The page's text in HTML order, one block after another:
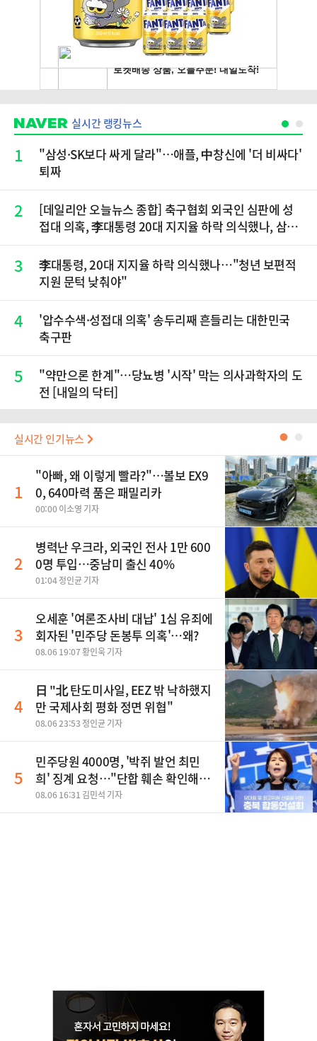
실시간 랭킹뉴스
1
"삼성·SK보다 싸게 달라"…애플, 中창신에 '더 비싸다'
퇴짜
2
[데일리안 오늘뉴스 종합] 축구협회 외국인 심판에 성
접대 의혹, 李대통령 20대 지지율 하락 의식했나, 삼전
재점화, 김민석 "과반 승리 가능성 99%" 등
3
李대통령, 20대 지지율 하락 의식했나…"청년 보편적
지원 문턱 낮춰야"
4
'압수수색·성접대 의혹' 송두리째 흔들리는 대한민국
축구판
5
"약만으론 한계"…당뇨병 '시작' 막는 의사과학자의 도
전 [내일의 닥터]
실시간 인기뉴스 ●
1
"아빠, 왜 이렇게 빨라?"…볼보 EX9
0, 640마력 품은 패밀리카
00:00 이소영 기자
2
병력난 우크라, 외국인 전사 1만 600
0명 투입…중남미 출신 40%
01:04 정인균 기자
3
오세훈 '여론조사비 대납' 1심 유죄에
회자된 '민주당 돈봉투 의혹'…왜?
08.06 19:07 황인욱 기자
4
日 "北 탄도미사일, EEZ 밖 낙하했지
만 국제사회 평화 정면 위협"
08.06 23:53 정인균 기자
5
민주당원 4000명, '박쥐 발언 최민
희' 징계 요청…"단합 훼손 확인해
야"
08.06 16:31 김민석 기자